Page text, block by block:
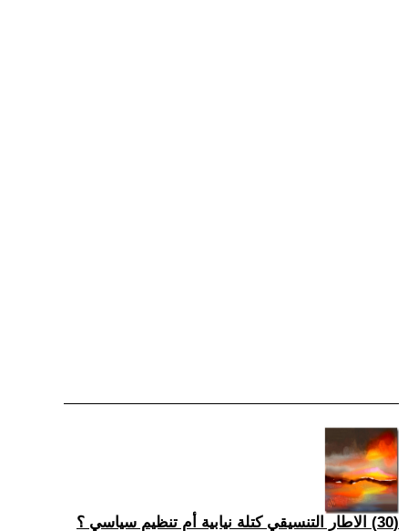
(30) الاطار التنسيقي كتلة نيابية أم تنظيم سياسي ؟